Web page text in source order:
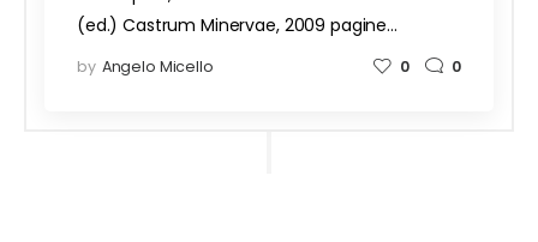
(ed.) Castrum Minervae, 2009 pagine…
by Angelo Micello 0 0